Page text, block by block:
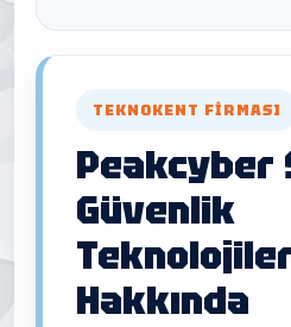
TEKNOKENT FIRMASI
Peakcyber
Güvenlik
Hakkında